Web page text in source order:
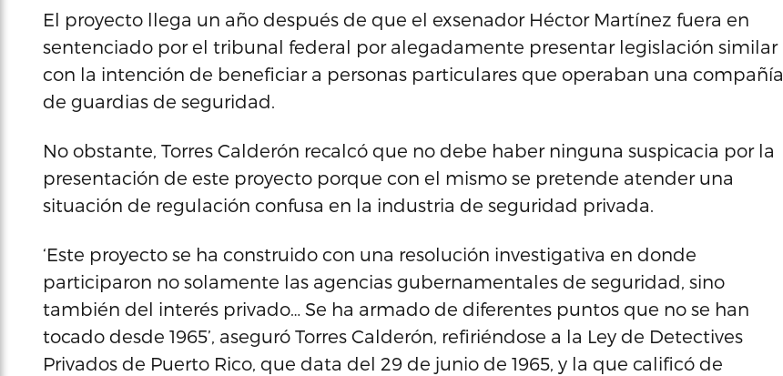
El proyecto llega un año después de que el exsenador Héctor Martínez fuera en
sentenciado por el tribunal federal por alegadamente presentar legislación similar
con la intención de beneficiar a personas particulares que operaban una compañía
de guardias de seguridad.
No obstante, Torres Calderón recalcó que no debe haber ninguna suspicacia por la
presentación de este proyecto porque con el mismo se pretende atender una
situación de regulación confusa en la industria de seguridad privada.
‘Este proyecto se ha construido con una resolución investigativa en donde
participaron no solamente las agencias gubernamentales de seguridad, sino
también del interés privado… Se ha armado de diferentes puntos que no se han
tocado desde 1965’, aseguró Torres Calderón, refiriéndose a la Ley de Detectives
Privados de Puerto Rico, que data del 29 de junio de 1965, y la que calificó de